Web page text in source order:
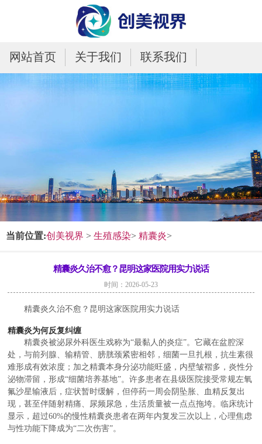
网站首页 关于我们 联系我们
当前位置:创美视界 > 生殖感染> 精囊炎>
精囊炎久治不愈？昆明这家医院用实力说话
时间：2026-05-23
精囊炎久治不愈？昆明这家医院用实力说话
精囊炎为何反复纠缠
精囊炎被泌尿外科医生戏称为“最黏人的炎症”。它藏在盆腔深
处，与前列腺、输精管、膀胱颈紧密相邻，细菌一旦扎根，抗生素很
难形成有效浓度；加之精囊本身分泌功能旺盛，内壁皱褶多，炎性分
泌物滞留，形成“细菌培养基地”。许多患者在县级医院接受常规左氧
氟沙星输液后，症状暂时缓解，但停药一周会阴坠胀、血精反复出
现，甚至伴随射精痛、尿频尿急，生活质量被一点点拖垮。临床统计
显示，超过60%的慢性精囊炎患者在两年内复发三次以上，心理焦虑
与性功能下降成为“二次伤害”。